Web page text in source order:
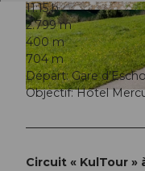
© travelita.ch, Anita Brechbühl,
© travelita.ch, Anita Brechbühl, Luzern
11:15 h
2.799 m
400 m
704 m
Départ: Gare
Objectif: Hôtel
Circuit « KulTour »